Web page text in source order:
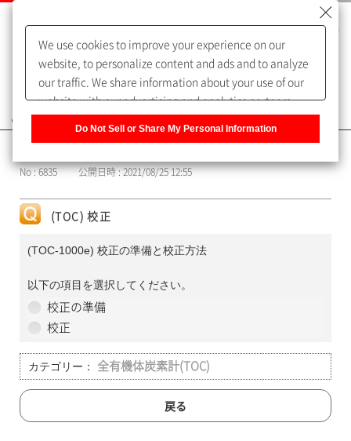
よくあるご質問（FAQ）
No : 6835 公開日時 : 2021/08/25 12:55
(TOC) 校正
(TOC-1000e) 校正の準備と校正方法
以下の項目を選択してください。
校正の準備
校正
カテゴリー： 全有機体炭素計(TOC)
戻る
We use cookies to improve your experience on our
website, to personalize content and ads and to analyze
our traffic. We share information about your use of our
website with our advertising and analytics partners,
of our sharing information about you with our partners.
Information] to customize your cookie settings on our
Do Not Sell or Share My Personal Information